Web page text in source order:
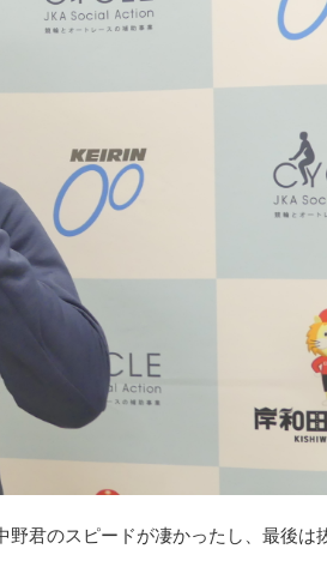
君のスピードが凄かったし、最後は